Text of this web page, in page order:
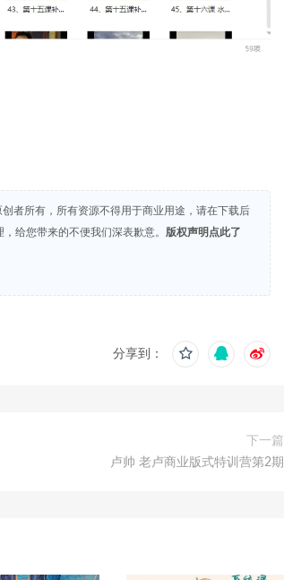
者所有，所有资源不得用于商业用途，请在下载后
给您带来的不便我们深表歉意。
版权声明点此了
分享到：
下一篇
卢帅 老卢商业版式特训营第2期